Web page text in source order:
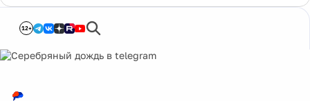
12+